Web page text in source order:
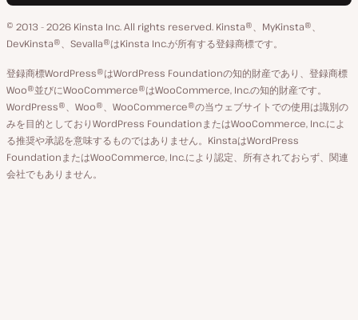
GitHub
X
ア
カ
ウ
ン
ト
YouTube
Facebook
LinkedIn
ペ
ー
ジ
語
の
り
替
え
© 2013 - 2026 Kinsta Inc. All rights reserved. Kinsta®、MyKinsta®、
DevKinsta®、Sevalla®はKinsta Inc.が所有する登録商標です。
登録商標WordPress®はWordPress Foundationの知的財産であり、登録商標
Woo®並びにWooCommerce®はWooCommerce, Inc.の知的財産です。
WordPress®、Woo®、WooCommerce®の当ウェブサイトでの使用は識別の
みを目的としておりWordPress FoundationまたはWooCommerce, Inc.によ
る推奨や承認を意味するものではありません。KinstaはWordPress
FoundationまたはWooCommerce, Inc.により認定、所有されておらず、関連
会社でもありません。